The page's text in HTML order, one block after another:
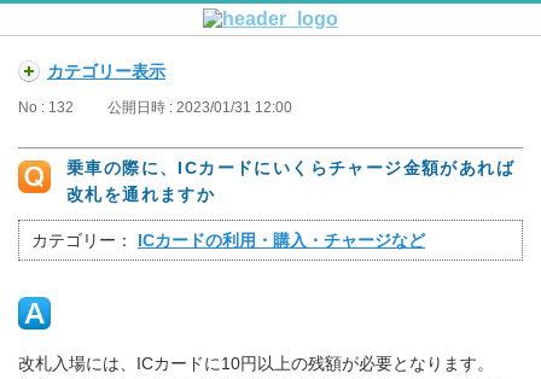
カテゴリー表示
No : 132 公開日時 : 2023/01/31 12:00
乗車の際に、ICカードにいくらチャージ金額があれば
改札を通れますか
カテゴリー： ICカードの利用・購入・チャージなど
改札入場には、ICカードに10円以上の残額が必要となります。